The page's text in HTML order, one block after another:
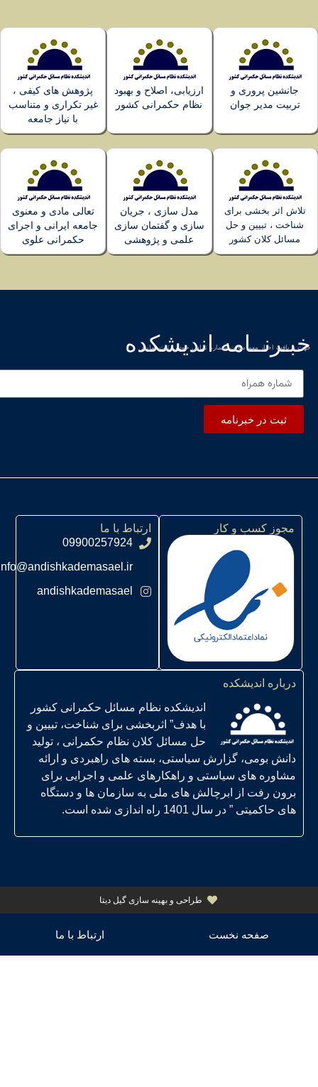
و
جوان
ارزیابی، اصلاح و بهبود
نظام حکمرانی کشور
پژوهش های کیفی ،
غیر تکراری و متناسب
برای
و حل
کشور
مدل سازی ، جریان
سازی و گفتمان سازی
علمی و پژوهشی
تعالی مادی و معنوی
جامعه ایرانی و اجرای
حکمرانی علوی
اندیشکده
مهم سایت شماره تماس خود را ثبت نمایید
خبرنامه
و کار
09900257924
info@andishkademasael.ir
andishkademasael
اندیشکده نظام مسائل حکمرانی کشور
با هدف” اثربخشی برای شناخت، تبیین و
حل مسائل کلان نظام حکمرانی ، تولید
گزارش سیاستی، بسته های راهبردی و ارائه
های سیاستی و راهکارهای علمی و اجرایی برای
از ابرچالش های ملی به سازمان ها و دستگاه
سال 1401 راه اندازی شده است.
طراحی و بهینه سازی گیل دیتا
نخست